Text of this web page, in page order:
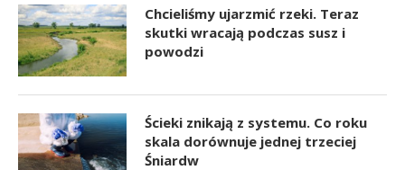
Chcieliśmy ujarzmić rzeki. Teraz
skutki wracają podczas susz i
powodzi
Ścieki znikają z systemu. Co roku
skala dorównuje jednej trzeciej
Śniardw